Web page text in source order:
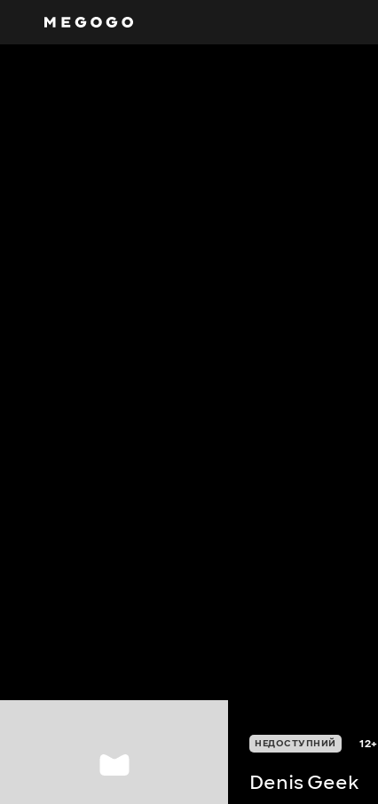
НЕДОСТУПНИЙ 12+
Denis Geek